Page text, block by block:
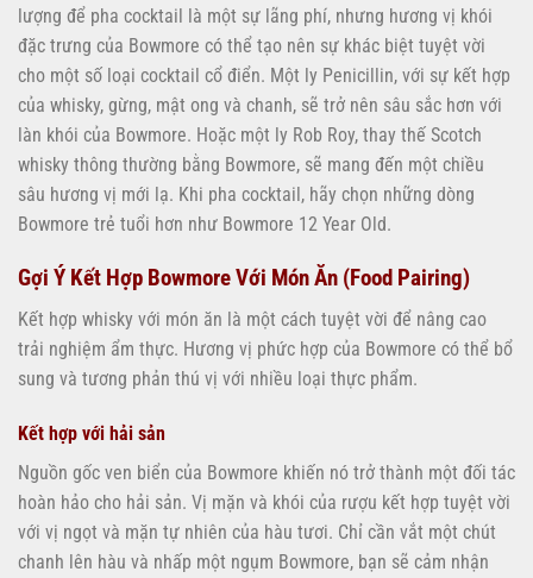
lượng để pha cocktail là một sự lãng phí, nhưng hương vị khói
đặc trưng của Bowmore có thể tạo nên sự khác biệt tuyệt vời
cho một số loại cocktail cổ điển. Một ly Penicillin, với sự kết hợp
của whisky, gừng, mật ong và chanh, sẽ trở nên sâu sắc hơn với
làn khói của Bowmore. Hoặc một ly Rob Roy, thay thế Scotch
whisky thông thường bằng Bowmore, sẽ mang đến một chiều
sâu hương vị mới lạ. Khi pha cocktail, hãy chọn những dòng
Bowmore trẻ tuổi hơn như Bowmore 12 Year Old.
Gợi Ý Kết Hợp Bowmore Với Món Ăn (Food Pairing)
Kết hợp whisky với món ăn là một cách tuyệt vời để nâng cao
trải nghiệm ẩm thực. Hương vị phức hợp của Bowmore có thể bổ
sung và tương phản thú vị với nhiều loại thực phẩm.
Kết hợp với hải sản
Nguồn gốc ven biển của Bowmore khiến nó trở thành một đối tác
hoàn hảo cho hải sản. Vị mặn và khói của rượu kết hợp tuyệt vời
với vị ngọt và mặn tự nhiên của hàu tươi. Chỉ cần vắt một chút
chanh lên hàu và nhấp một ngụm Bowmore, bạn sẽ cảm nhận